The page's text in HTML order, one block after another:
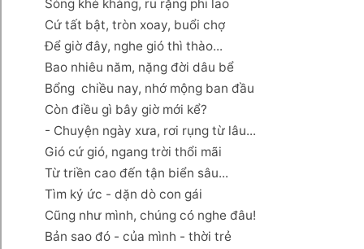
Sóng khẻ khàng, ru rặng phi lao
Cứ tất bật, tròn xoay, buổi chợ
Để giờ đây, nghe gió thì thào...
Bao nhiêu năm, nặng đời dâu bể
Bổng chiều nay, nhớ mộng ban đầu
Còn điều gì bây giờ mới kể?
- Chuyện ngày xưa, rơi rụng từ lâu...
Gió cứ gió, ngang trời thổi mãi
Từ triền cao đến tận biển sâu...
Tìm ký ức - dặn dò con gái
Cũng như mình, chúng có nghe đâu!
Bản sao đó - của mình - thời trẻ